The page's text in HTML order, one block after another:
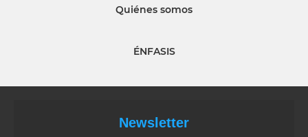
Quiénes somos
ÉNFASIS
Newsletter